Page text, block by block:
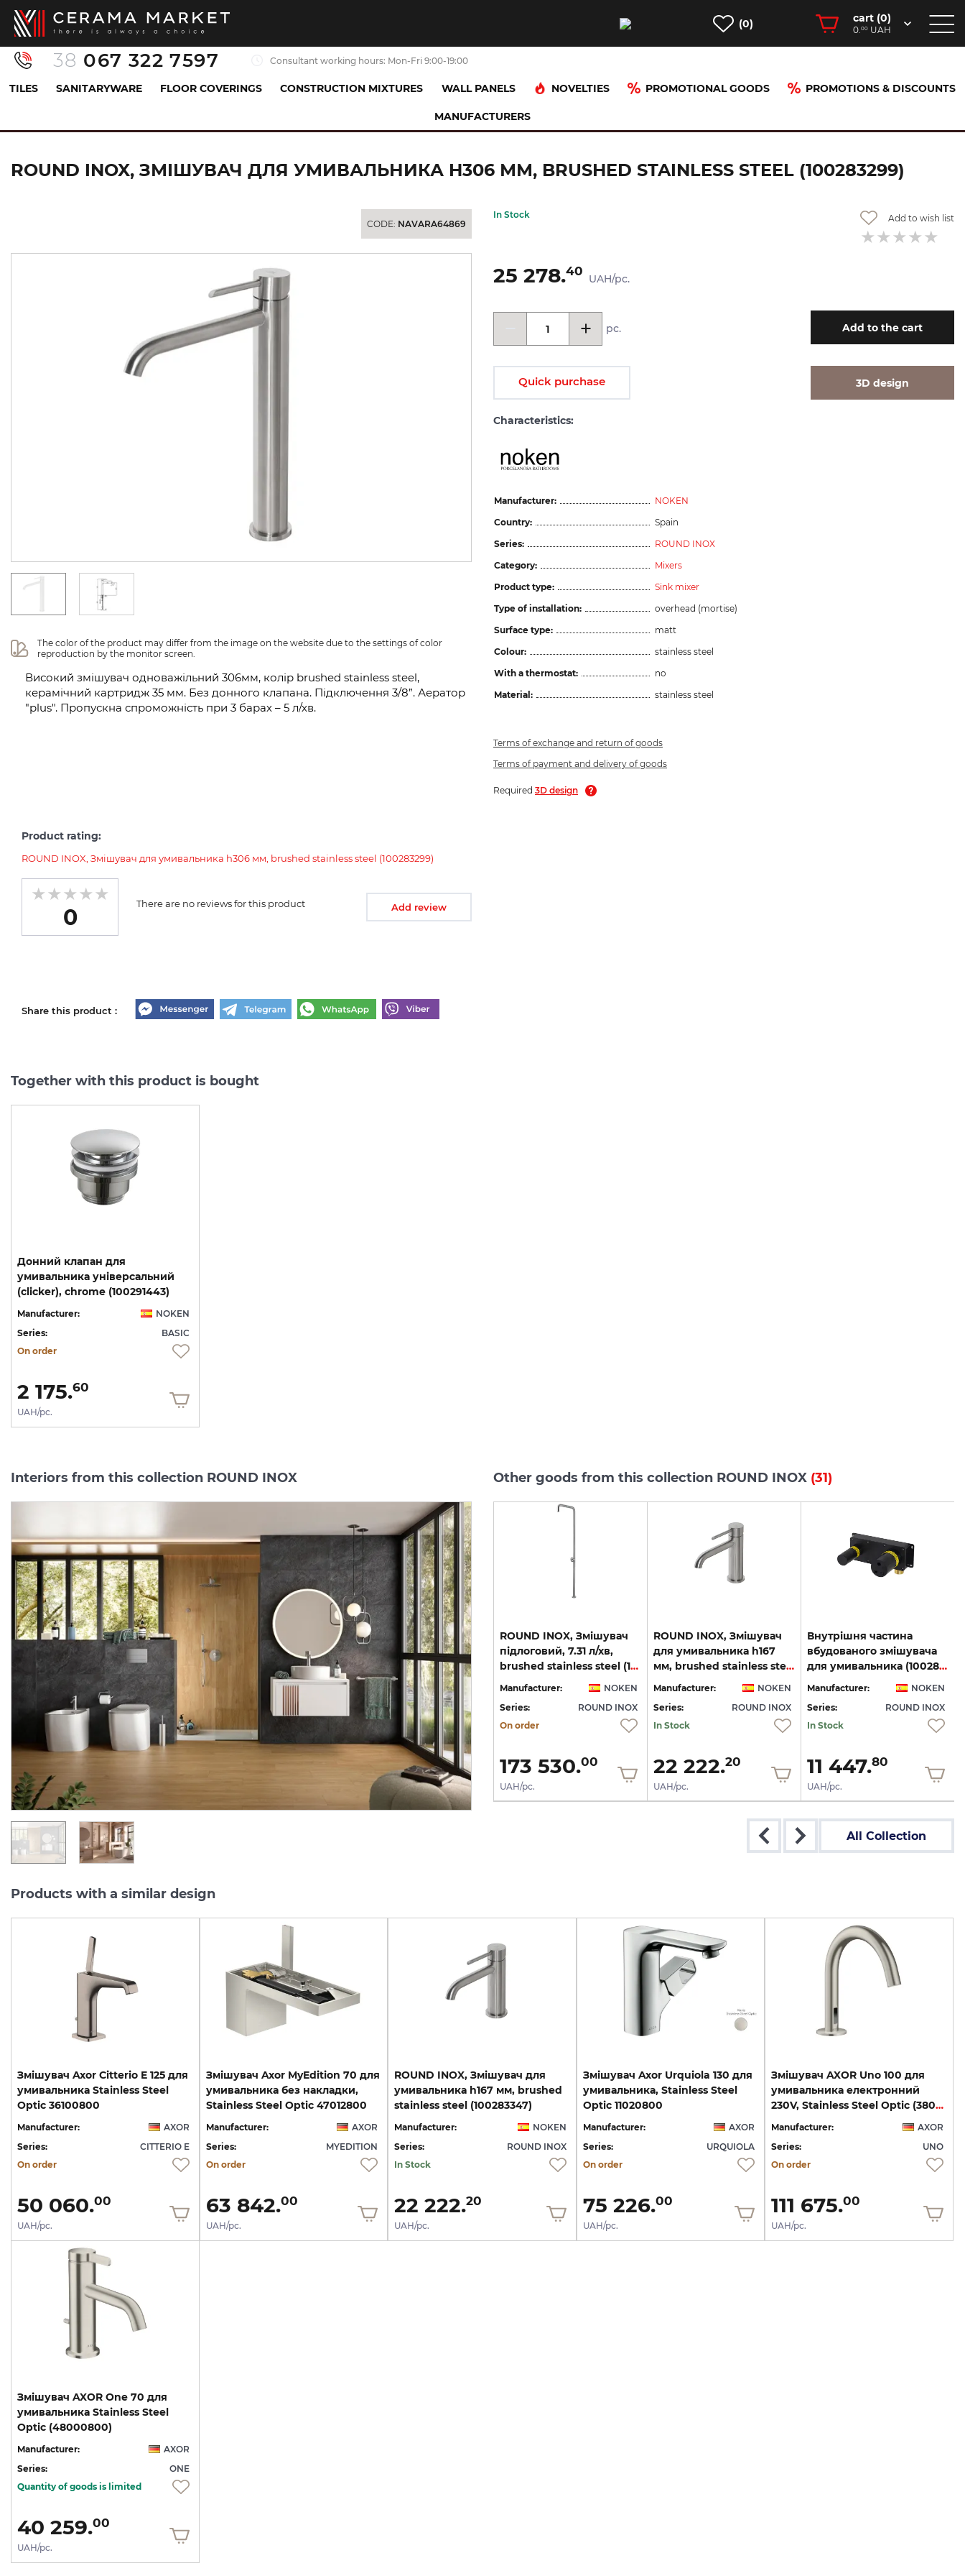
(0) cart (0)
0.00 UAH
38 067 322 7597 Consultant working hours: Mon-Fri 9:00-19:00
TILES SANITARYWARE FLOOR COVERINGS CONSTRUCTION MIXTURES WALL PANELS NOVELTIES PROMOTIONAL GOODS PROMOTIONS & DISCOUNTS
MANUFACTURERS
ROUND INOX, Змішувач для умивальника h306 мм, brushed stainless steel (100283299)
ROUND INOX, ЗМІШУВАЧ ДЛЯ УМИВАЛЬНИКА H306 ММ, BRUSHED STAINLESS STEEL (100283299)
CODE: NAVARA64869
The color of the product may differ from the image on the website due to the settings of color
reproduction by the monitor screen.
Високий змішувач одноважільний 306мм, колір brushed stainless steel,
керамічний картридж 35 мм. Без донного клапана. Підключення 3/8”. Аератор
"plus". Пропускна спроможність при 3 барах – 5 л/хв.
In Stock Add to wish list
25 278.40
UAH/pc.
pc. Add to the cart
Quick purchase 3D design
Characteristics:
Manufacturer:
NOKEN
Country:
Spain
Series:
ROUND INOX
Category:
Mixers
Product type:
Sink mixer
Type of installation:
overhead (mortise)
Surface type:
matt
Colour:
stainless steel
With a thermostat:
no
Material:
stainless steel
Terms of exchange and return of goods
Terms of payment and delivery of goods
Required 3D design
Product rating:
ROUND INOX, Змішувач для умивальника h306 мм, brushed stainless steel (100283299)
0
There are no reviews for this product Add review
Share this product :
Together with this product is bought
Донний клапан для
умивальника універсальний
(clicker), chrome (100291443)
Manufacturer:
NOKEN
Series:
BASIC
On order
2 175.60
UAH/pc.
Interiors from this collection ROUND INOX Other goods from this collection ROUND INOX (31)
ROUND INOX, Зовнішня
част.вбудованого
змішувача для душу, brushed stainless steel (100283371)
Manufacturer:
Series:
ROUND INOX
Quantity of goods is
limited
11 447.
UAH/pc.
ROUND INOX, Лійка
гігієнічного душу,
brushed stainless steel (100311337)
Manufacturer:
NOKEN
Series:
ROUND INOX
In Stock
ROUND INOX, Тримач
ручного душу з
Manufacturer:
NOKEN
Series:
ROUND INOX
3 418. 80
UAH/pc.
ROUND INOX, Змішувач
підлоговий, 7.31 л/хв,
brushed stainless steel (100267528)
Manufacturer:
NOKEN
Series:
ROUND INOX
On order
173 530.00
UAH/pc.
ROUND INOX, Змішувач
для умивальника h167
мм, brushed stainless steel (100283347)
Manufacturer:
NOKEN
Series:
ROUND INOX
In Stock
22 222.20
UAH/pc.
Внутрішня частина
вбудованого змішувача
для умивальника (100283349)
Manufacturer:
NOKEN
Series:
ROUND INOX
In Stock
11 447.80
UAH/pc.
All Collection
Products with a similar design
Змішувач Axor Citterio E 125 для
умивальника Stainless Steel
Optic 36100800
Manufacturer:
AXOR
Series:
CITTERIO E
On order
50 060.00
UAH/pc.
Змішувач Axor MyEdition 70 для
умивальника без накладки,
Stainless Steel Optic 47012800
Manufacturer:
AXOR
Series:
MYEDITION
On order
63 842.00
UAH/pc.
ROUND INOX, Змішувач для
умивальника h167 мм, brushed
stainless steel (100283347)
Manufacturer:
NOKEN
Series:
ROUND INOX
In Stock
22 222.20
UAH/pc.
Змішувач Axor Urquiola 130 для
умивальника, Stainless Steel
Optic 11020800
Manufacturer:
AXOR
Series:
URQUIOLA
On order
75 226.00
UAH/pc.
Змішувач AXOR Uno 100 для
умивальника електронний
230V, Stainless Steel Optic (38010800)
Manufacturer:
AXOR
Series:
UNO
On order
111 675.00
UAH/pc.
Змішувач AXOR One 70 для
умивальника Stainless Steel
Optic (48000800)
Manufacturer:
AXOR
Series:
ONE
Quantity of goods is limited
40 259.00
UAH/pc.